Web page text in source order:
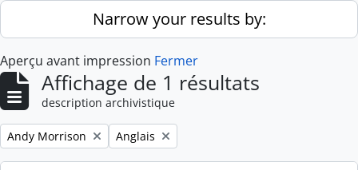
Skip to main contentNarrow your results by:
Aperçu avant impression Fermer
Affichage de 1 résultats
description archivistique
Remove filter:
Andy Morrison Remove filter:
Anglais